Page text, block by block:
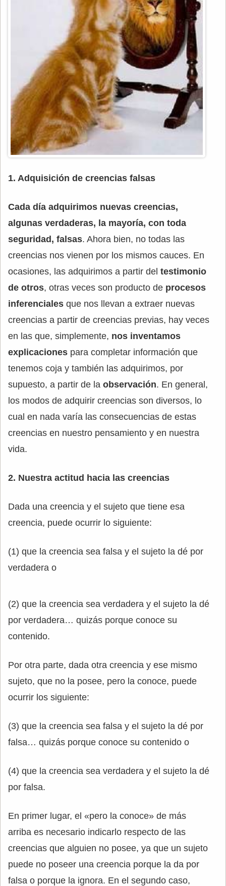
1. Adquisición de creencias falsas
Cada día adquirimos nuevas creencias,
algunas verdaderas, la mayoría, con toda
seguridad, falsas. Ahora bien, no todas las
creencias nos vienen por los mismos cauces. En
ocasiones, las adquirimos a partir del testimonio
de otros, otras veces son producto de procesos
inferenciales que nos llevan a extraer nuevas
creencias a partir de creencias previas, hay veces
en las que, simplemente, nos inventamos
explicaciones para completar información que
tenemos coja y también las adquirimos, por
supuesto, a partir de la observación. En general,
los modos de adquirir creencias son diversos, lo
cual en nada varía las consecuencias de estas
creencias en nuestro pensamiento y en nuestra
vida.
2. Nuestra actitud hacia las creencias
Dada una creencia y el sujeto que tiene esa
creencia, puede ocurrir lo siguiente:
(1) que la creencia sea falsa y el sujeto la dé por
verdadera o
(2) que la creencia sea verdadera y el sujeto la dé
por verdadera… quizás porque conoce su
contenido.
Por otra parte, dada otra creencia y ese mismo
sujeto, que no la posee, pero la conoce, puede
ocurrir los siguiente:
(3) que la creencia sea falsa y el sujeto la dé por
falsa… quizás porque conoce su contenido o
(4) que la creencia sea verdadera y el sujeto la dé
por falsa.
En primer lugar, el «pero la conoce» de más
arriba es necesario indicarlo respecto de las
creencias que alguien no posee, ya que un sujeto
puede no poseer una creencia porque la da por
falsa o porque la ignora. En el segundo caso,